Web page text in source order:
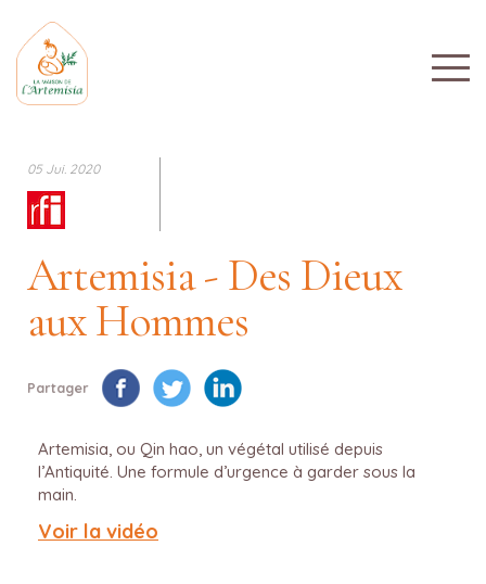
05 Jui. 2020
Artemisia - Des Dieux
aux Hommes
Partager
Artemisia, ou Qin hao, un végétal utilisé depuis
l’Antiquité. Une formule d’urgence à garder sous la
main.
Voir la vidéo